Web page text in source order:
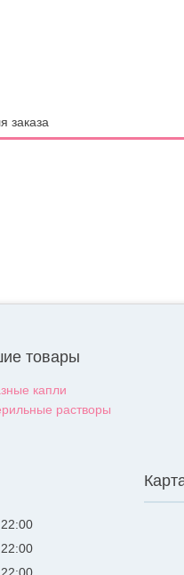
заказа
товары
капли
растворы
22:00
22:00